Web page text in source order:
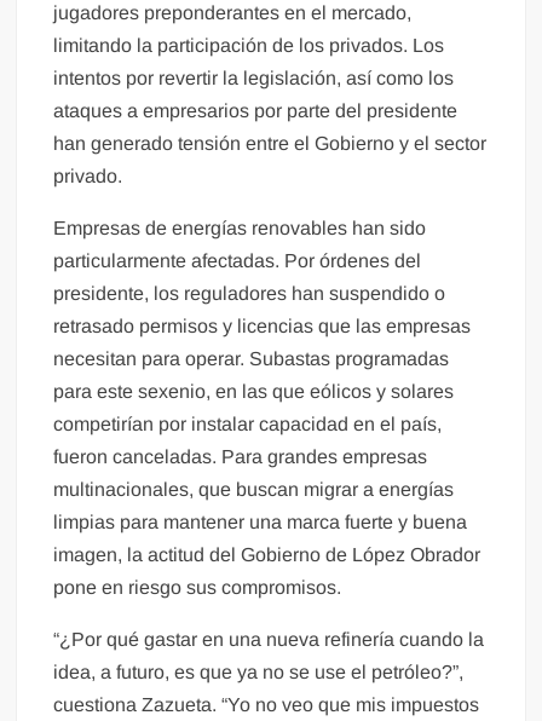
jugadores preponderantes en el mercado,
limitando la participación de los privados. Los
intentos por revertir la legislación, así como los
ataques a empresarios por parte del presidente
han generado tensión entre el Gobierno y el sector
privado.
Empresas de energías renovables han sido
particularmente afectadas. Por órdenes del
presidente, los reguladores han suspendido o
retrasado permisos y licencias que las empresas
necesitan para operar. Subastas programadas
para este sexenio, en las que eólicos y solares
competirían por instalar capacidad en el país,
fueron canceladas. Para grandes empresas
multinacionales, que buscan migrar a energías
limpias para mantener una marca fuerte y buena
imagen, la actitud del Gobierno de López Obrador
pone en riesgo sus compromisos.
“¿Por qué gastar en una nueva refinería cuando la
idea, a futuro, es que ya no se use el petróleo?”,
cuestiona Zazueta. “Yo no veo que mis impuestos